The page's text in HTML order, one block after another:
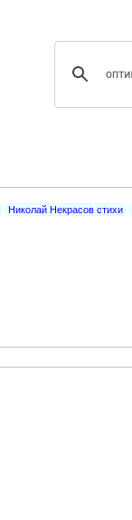
Николай Некрасов стихи